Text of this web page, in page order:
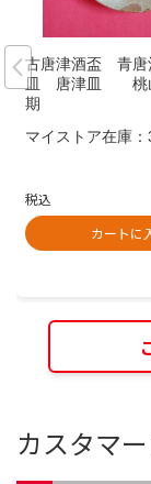
古唐津酒盃 青
皿 唐津皿 桃
期
マイストア在庫：
税込
カートに
カスタマ